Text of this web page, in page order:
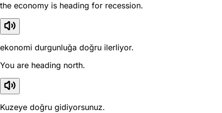
the economy is heading for recession.
ekonomi durgunluğa doğru ilerliyor.
You are heading north.
Kuzeye doğru gidiyorsunuz.